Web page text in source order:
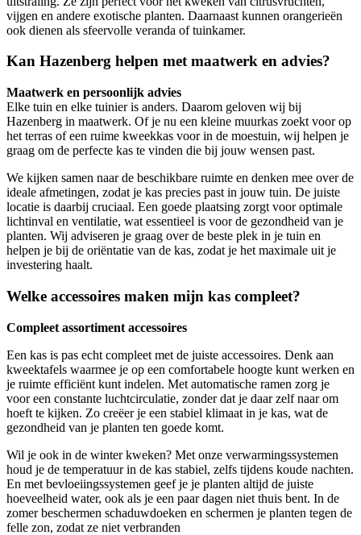
vijgen en andere exotische planten. Daarnaast kunnen orangerieën
ook dienen als sfeervolle veranda of tuinkamer.
Kan Hazenberg helpen met maatwerk en advies?
Maatwerk en persoonlijk advies
Elke tuin en elke tuinier is anders. Daarom geloven wij bij
Hazenberg in maatwerk. Of je nu een kleine muurkas zoekt voor op
het terras of een ruime kweekkas voor in de moestuin, wij helpen je
graag om de perfecte kas te vinden die bij jouw wensen past.
We kijken samen naar de beschikbare ruimte en denken mee over de
ideale afmetingen, zodat je kas precies past in jouw tuin. De juiste
locatie is daarbij cruciaal. Een goede plaatsing zorgt voor optimale
lichtinval en ventilatie, wat essentieel is voor de gezondheid van je
planten. Wij adviseren je graag over de beste plek in je tuin en
helpen je bij de oriëntatie van de kas, zodat je het maximale uit je
investering haalt.
Welke accessoires maken mijn kas compleet?
Compleet assortiment accessoires
Een kas is pas echt compleet met de juiste accessoires. Denk aan
kweektafels waarmee je op een comfortabele hoogte kunt werken en
je ruimte efficiënt kunt indelen. Met automatische ramen zorg je
voor een constante luchtcirculatie, zonder dat je daar zelf naar om
hoeft te kijken. Zo creëer je een stabiel klimaat in je kas, wat de
gezondheid van je planten ten goede komt.
Wil je ook in de winter kweken? Met onze verwarmingssystemen
houd je de temperatuur in de kas stabiel, zelfs tijdens koude nachten.
En met bevloeiingssystemen geef je je planten altijd de juiste
hoeveelheid water, ook als je een paar dagen niet thuis bent. In de
zomer beschermen schaduwdoeken en schermen je planten tegen de
felle zon, zodat ze niet verbranden